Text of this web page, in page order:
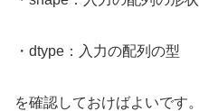
・dtype：入力の配列の型
を確認しておけばよいです。